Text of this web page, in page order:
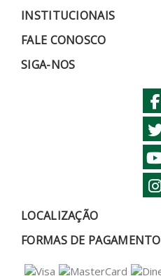
INSTITUCIONAIS
FALE CONOSCO
SIGA-NOS
LOCALIZAÇÃO
FORMAS DE PAGAMENTO